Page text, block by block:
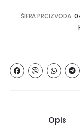
ŠIFRA PROIZVODA:
Opis